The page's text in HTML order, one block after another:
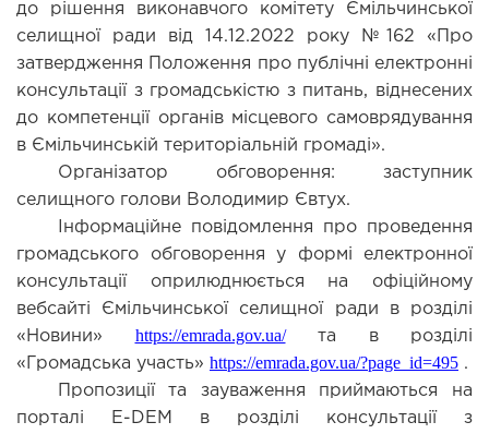
до рішення виконавчого комітету Ємільчинської
селищної ради від 14.12.2022 року №162 «Про
затвердження Положення про публічні електронні
консультації з громадськістю з питань, віднесених
до компетенції органів місцевого самоврядування
в Ємільчинській територіальній громаді».
Організатор обговорення: заступник
селищного голови Володимир Євтух.
Інформаційне повідомлення про проведення
громадського обговорення у формі електронної
консультації оприлюднюється на офіційному
вебсайті Ємільчинської селищної ради в розділі
«Новини» https://emrada.gov.ua/та в розділі
«Громадська участь» https://emrada.gov.ua/?page_id=495 .
Пропозиції та зауваження приймаються на
порталі E-DEM в розділі консультації з